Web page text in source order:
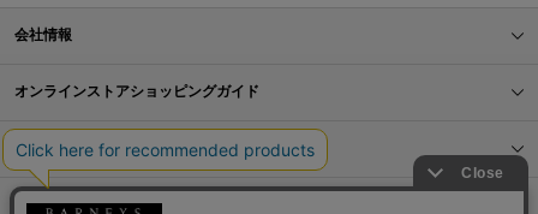
会社情報
オンラインストアショッピングガイド
店舗情報
サービス